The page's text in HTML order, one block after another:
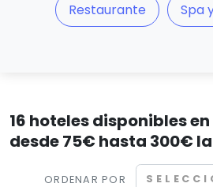
Restaurante Spa
16 hoteles disponibles
desde 75€ hasta 300€
ORDENAR POR